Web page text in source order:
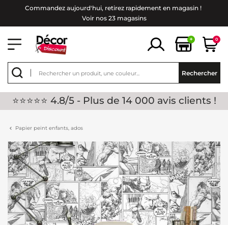
Commandez aujourd'hui, retirez rapidement en magasin !
Voir nos 23 magasins
+ 0
Rechercher
⭐⭐⭐⭐⭐ 4.8/5 - Plus de 14 000 avis clients !
Papier peint enfants, ados